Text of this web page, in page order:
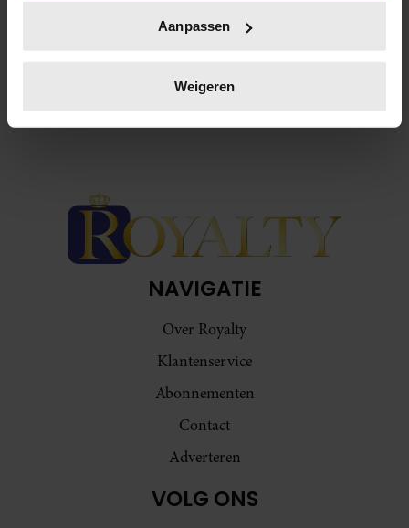
scannen op specifieke eigenschappen (fingerprinting)
verwerkt en stel uw voorkeuren in het
intrekken in de Cookieverklaring.
personaliseren, om functies voor social media te bieden
en om ons websiteverkeer te analyseren. Ook delen we
informatie over uw gebruik van onze site met onze
partners voor social media, adverteren en analyse. Deze
partners kunnen deze gegevens combineren met andere
informatie die u aan ze heeft verstrekt of die ze hebben
verzameld op basis van uw gebruik van hun services. U
Aanpassen
Weigeren
NAVIGATIE
Over Royalty
Klantenservice
Abonnementen
Contact
Adverteren
VOLG ONS